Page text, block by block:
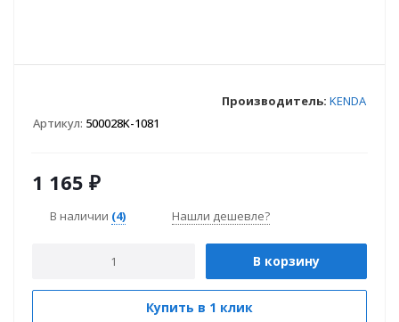
Артикул: 500028K-1081
Производитель: KENDA
1 165 ₽
В наличии (4) Нашли дешевле?
В корзину
Купить в 1 клик